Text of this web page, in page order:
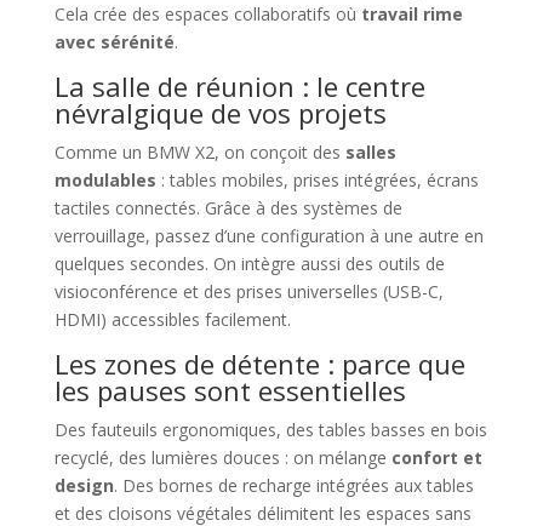
Cela crée des espaces collaboratifs où travail rime
avec sérénité.
La salle de réunion : le centre
névralgique de vos projets
Comme un BMW X2, on conçoit des salles
modulables : tables mobiles, prises intégrées, écrans
tactiles connectés. Grâce à des systèmes de
verrouillage, passez d’une configuration à une autre en
quelques secondes. On intègre aussi des outils de
visioconférence et des prises universelles (USB-C,
HDMI) accessibles facilement.
Les zones de détente : parce que
les pauses sont essentielles
Des fauteuils ergonomiques, des tables basses en bois
recyclé, des lumières douces : on mélange confort et
design. Des bornes de recharge intégrées aux tables
et des cloisons végétales délimitent les espaces sans